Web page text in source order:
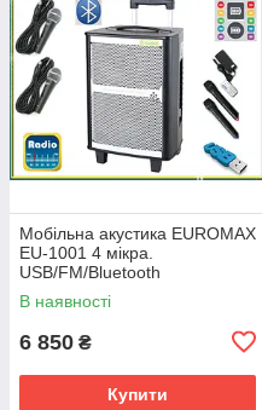
Мобільна акустика EUROMAX
EU-1001 4 мікра.
USB/FM/Bluetooth
В наявності
6 850 ₴
Купити